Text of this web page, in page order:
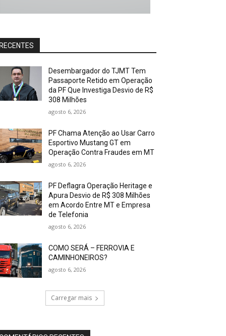
RECENTES
Desembargador do TJMT Tem
Passaporte Retido em Operação
da PF Que Investiga Desvio de R$
308 Milhões
agosto 6, 2026
PF Chama Atenção ao Usar Carro
Esportivo Mustang GT em
Operação Contra Fraudes em MT
agosto 6, 2026
PF Deflagra Operação Heritage e
Apura Desvio de R$ 308 Milhões
em Acordo Entre MT e Empresa
de Telefonia
agosto 6, 2026
COMO SERÁ – FERROVIA E
CAMINHONEIROS?
agosto 6, 2026
Carregar mais